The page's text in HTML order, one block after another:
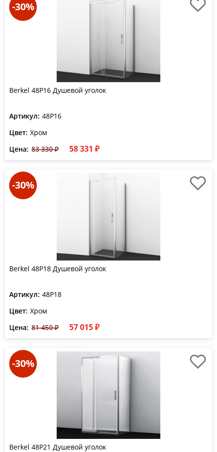
-30%
Berkel 48P16 Душевой уголок
Артикул: 48P16
Цвет: Хром
Цена: 83 330 ₽ 58 331 ₽
-30%
Berkel 48P18 Душевой уголок
Артикул: 48P18
Цвет: Хром
Цена: 81 450 ₽ 57 015 ₽
-30%
Berkel 48P21 Душевой уголок